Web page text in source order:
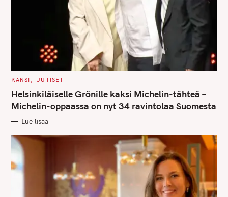
C
T
E
G
O
I
S
KANSI UUTISET
Helsinkiläiselle Grönille kaksi Michelin-tähteä –
Michelin-oppaassa on nyt 34 ravintolaa Suomesta
Lue lisää